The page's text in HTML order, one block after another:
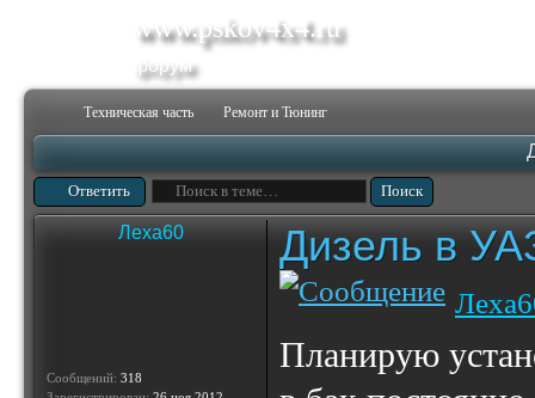
www.pskov4x4.ru
форум
Техническая часть Ремонт и Тюнинг
Ответить
Леха60
Сообщений: 318
Дизель в
Планирую